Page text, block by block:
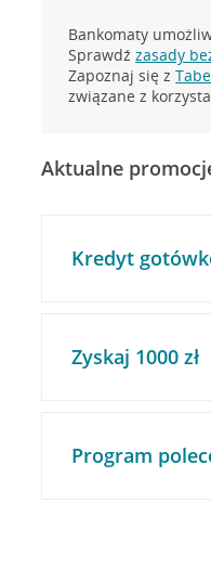
Bankomaty
Sprawdźzasady
Zapoznaj się z
związane z
Aktualne
Kredyt
Zyskaj 1000 zł
Program